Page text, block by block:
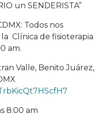
un SENDERISTA”
Todos nos
Clínica de fisioterapia
am.
Valle, Benito Juárez,
8:00 am